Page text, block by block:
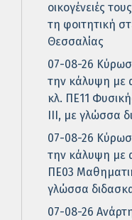
οικογένειές
τη φοιτητική
Θεσσαλίας
07-08-26
την κάλυψη με
κλ. ΠΕ11
ΙΙΙ, με γλώσσα
07-08-26
την κάλυψη με
ΠΕ03
γλώσσα
07-08-26